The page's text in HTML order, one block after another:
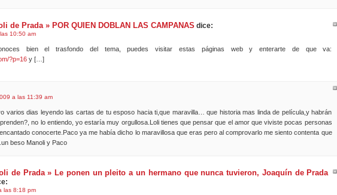
de Prada » POR QUIEN DOBLAN LAS CAMPANAS dice:
10:50 am
bien el trasfondo del tema, puedes visitar estas páginas web y enterarte de que va:
?p=16y […]
a las 11:39 am
varios dias leyendo las cartas de tu esposo hacia ti,que maravilla… que historia mas linda de película,y habrán
no lo entiendo, yo estaría muy orgullosa.Loli tienes que pensar que el amor que viviste pocas personas
conocerte.Paco ya me había dicho lo maravillosa que eras pero al comprovarlo me siento contenta que
beso Manoli y Paco
de Prada » Le ponen un pleito a un hermano que nunca tuvieron, Joaquín de Prada
las 8:18 pm